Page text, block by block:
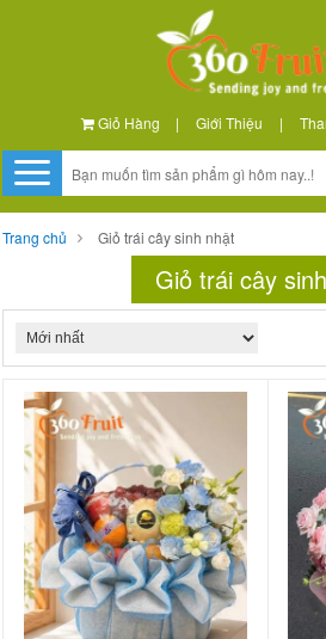
Giỏ Hàng | Giới Thiệu |
Trang chủ Giỏ trái cây sinh nhật
Giỏ trái cây